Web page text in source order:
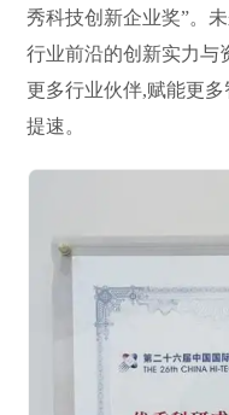
秀科技创新企业奖”。
行业前沿的创新实力与
更多行业伙伴,赋能更
提速。